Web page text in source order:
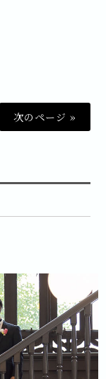
次のページ »